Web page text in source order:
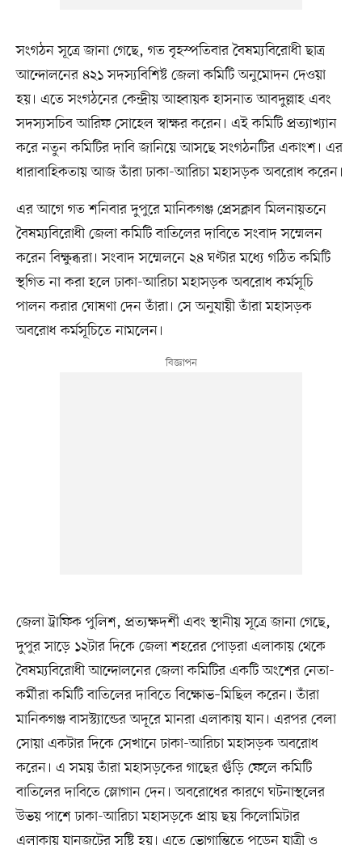
সংগঠন সূত্রে জানা গেছে, গত বৃহস্পতিবার বৈষম্যবিরোধী ছাত্র
আন্দোলনের ৪২১ সদস্যবিশিষ্ট জেলা কমিটি অনুমোদন দেওয়া
হয়। এতে সংগঠনের কেন্দ্রীয় আহ্বায়ক হাসনাত আবদুল্লাহ এবং
সদস্যসচিব আরিফ সোহেল স্বাক্ষর করেন। এই কমিটি প্রত্যাখ্যান
করে নতুন কমিটির দাবি জানিয়ে আসছে সংগঠনটির একাংশ। এর
ধারাবাহিকতায় আজ তাঁরা ঢাকা-আরিচা মহাসড়ক অবরোধ করেন।
এর আগে গত শনিবার দুপুরে মানিকগঞ্জ প্রেসক্লাব মিলনায়তনে
বৈষম্যবিরোধী জেলা কমিটি বাতিলের দাবিতে সংবাদ সম্মেলন
করেন বিক্ষুব্ধরা। সংবাদ সম্মেলনে ২৪ ঘণ্টার মধ্যে গঠিত কমিটি
স্থগিত না করা হলে ঢাকা-আরিচা মহাসড়ক অবরোধ কর্মসূচি
পালন করার ঘোষণা দেন তাঁরা। সে অনুযায়ী তাঁরা মহাসড়ক
অবরোধ কর্মসূচিতে নামলেন।
জেলা ট্রাফিক পুলিশ, প্রত্যক্ষদর্শী এবং স্থানীয় সূত্রে জানা গেছে,
দুপুর সাড়ে ১২টার দিকে জেলা শহরের পোড়রা এলাকায় থেকে
বৈষম্যবিরোধী আন্দোলনের জেলা কমিটির একটি অংশের নেতা-
কর্মীরা কমিটি বাতিলের দাবিতে বিক্ষোভ–মিছিল করেন। তাঁরা
মানিকগঞ্জ বাসস্ট্যান্ডের অদূরে মানরা এলাকায় যান। এরপর বেলা
সোয়া একটার দিকে সেখানে ঢাকা-আরিচা মহাসড়ক অবরোধ
করেন। এ সময় তাঁরা মহাসড়কের গাছের গুঁড়ি ফেলে কমিটি
বাতিলের দাবিতে স্লোগান দেন। অবরোধের কারণে ঘটনাস্থলের
উভয় পাশে ঢাকা-আরিচা মহাসড়কে প্রায় ছয় কিলোমিটার
এলাকায় যানজটের সৃষ্টি হয়। এতে ভোগান্তিতে পড়েন যাত্রী ও